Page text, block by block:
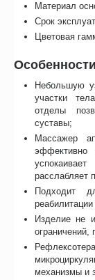
Материал
Срок
Цветовая
Особенности
Небольшую
участки
отделы
суставы;
Массажер
расслабляет
Подходит
Изделие не
ограничений,
механизмы и